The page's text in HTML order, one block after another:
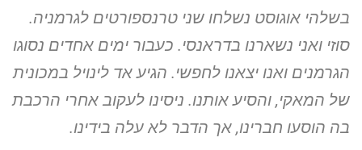
בשלהי אוגוסט נשלחו שני טרנספורטים לגרמניה.
סוזי ואני נשארנו בדראנסי. כעבור ימים אחדים נסוגו
הגרמנים ואנו יצאנו לחפשי. הגיע אד לינויל במכונית
של המאקי, והסיע אותנו. ניסינו לעקוב אחרי הרכבת
בה הוסעו חברינו, אך הדבר לא עלה בידינו.